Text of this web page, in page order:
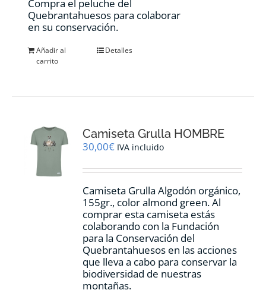
Compra el peluche del
Quebrantahuesos para colaborar
en su conservación.
Añadir al
carrito
Detalles
Camiseta Grulla HOMBRE
30,00€ IVA incluido
Camiseta Grulla Algodón orgánico,
155gr., coloralmond green.Al
comprar esta camiseta estás
colaborando con la Fundación
para la Conservación del
Quebrantahuesos en las acciones
que lleva a cabo para conservar la
biodiversidad de nuestras
montañas.